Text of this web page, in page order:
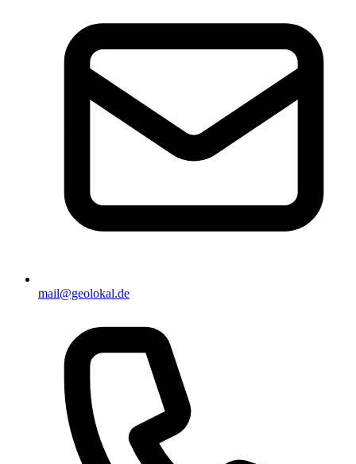
mail@geolokal.de